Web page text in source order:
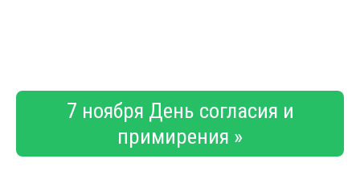
7 ноября День согласия и
примирения »